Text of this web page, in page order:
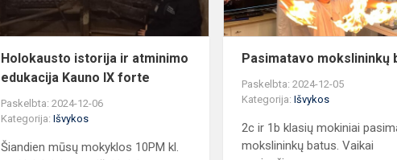
forte
Holokausto istorija ir atminimo
edukacija Kauno IX forte
Paskelbta: 2024-12-06
Kategorija:Išvykos
Šiandien mūsų mokyklos 10PM kl.
Pasimatavo mokslininkų
Paskelbta: 2024-12-05
Kategorija:Išvykos
2c ir 1b klasių mokiniai
mokslininkų batus. Vaikai